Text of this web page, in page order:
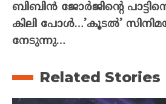
ബിബിൻ ജോർജിന്റെ
കിലി പോൾ…’കൂടൽ’
നേടുന്നു…
Related Stories